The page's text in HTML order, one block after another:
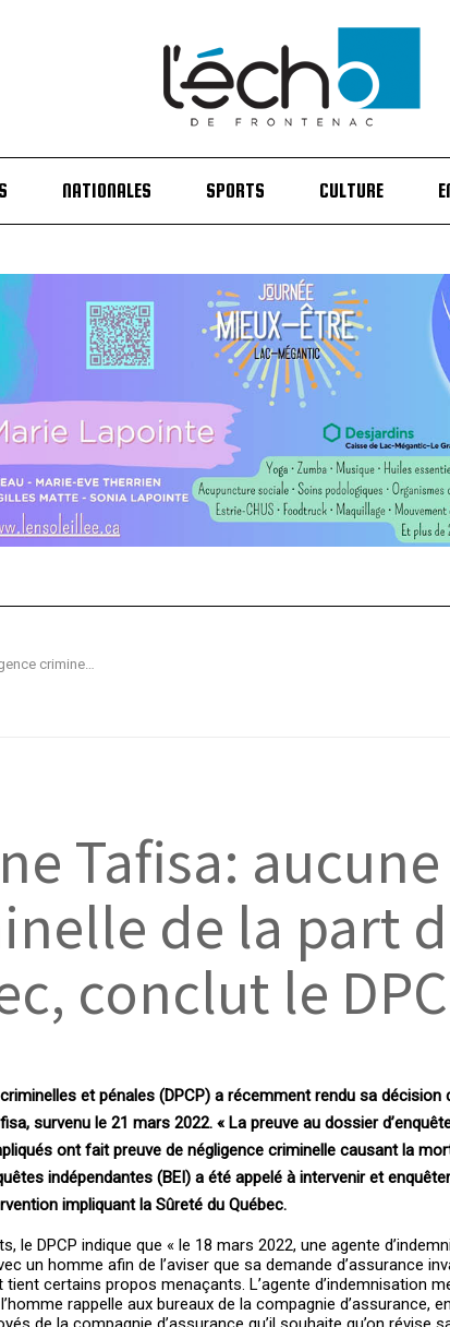
NATIONALES SPORTS CULTURE
Meurtre à l’usine Tafisa: aucune négligence criminelle de la part de la Sûreté du Québec, conclut le DPCP
Tafisa: aucune
de la part
conclut le
et pénales (DPCP) a récemment rendu sa décision
survenu le 21 mars 2022. « La preuve au dossier
ont fait preuve de négligence criminelle causant la
indépendantes (BEI) a été appelé à intervenir et
impliquant la Sûreté du Québec.
le DPCP indique que « le 18 mars 2022, une agente
un homme afin de l’aviser que sa demande d’assurance
certains propos menaçants. L’agente d’indemnisation
rappelle aux bureaux de la compagnie d’assurance,